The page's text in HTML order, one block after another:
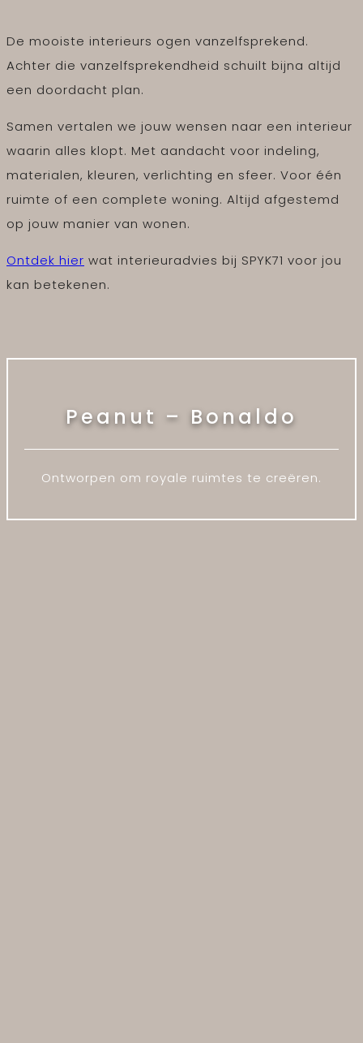
De mooiste interieurs ogen vanzelfsprekend.
Achter die vanzelfsprekendheid schuilt bijna altijd
een doordacht plan.
Samen vertalen we jouw wensen naar een interieur
waarin alles klopt. Met aandacht voor indeling,
materialen, kleuren, verlichting en sfeer. Voor één
ruimte of een complete woning. Altijd afgestemd
op jouw manier van wonen.
Ontdek hier wat interieuradvies bij SPYK71 voor jou
kan betekenen.
Peanut – Bonaldo
Ontworpen om royale ruimtes te creëren.